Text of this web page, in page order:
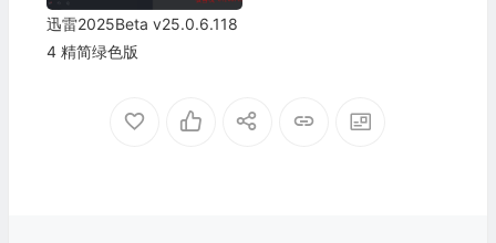
迅雷2025Beta v25.0.6.118
4 精简绿色版